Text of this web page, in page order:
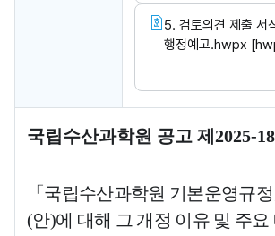
5. 검토의견 제출 서식
행정예고.hwpx
국립수산과학원 공고 제 2025-
「 국립수산과학원 기본운영규정
(안)에 대해 그 개정 이유 및 주요